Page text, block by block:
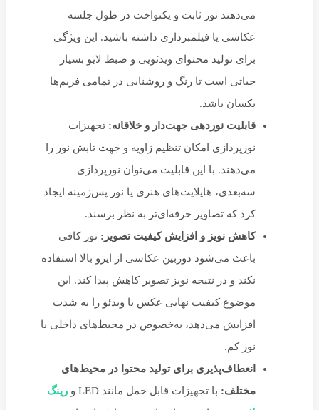
می‌دهند نور ثابت و یکنواخت در طول جلسه
عکاسی یا فیلمبرداری داشته باشید. این ویژگی
برای تولید محتوای ویدئویی و ضبط لایو بسیار
حیاتی است تا رنگ و روشنایی در تمامی فریم‌ها
یکسان باشد.
قابلیت نوردهی جهت‌دار و خلاقانه: تجهیزات
نورپردازی امکان تنظیم زاویه و جهت تابش نور را
می‌دهند. با این قابلیت می‌توان نورپردازی
سه‌بعدی، هایلایت‌های هنری یا نور پس‌زمینه ایجاد
کرد که تصاویر حرفه‌ای‌تر به نظر برسند.
کاهش نویز و افزایش کیفیت تصویر: نور کافی
باعث می‌شود دوربین عکاسی از ایزو بالا استفاده
نکند و در نتیجه نویز تصویر کاهش پیدا کند. این
موضوع کیفیت نهایی عکس یا ویدئو را به شدت
افزایش می‌دهد، به‌خصوص در محیط‌های داخلی با
نور کم.
انعطاف‌پذیری برای تولید محتوا در محیط‌های
مختلف: با تجهیزات قابل حمل مانند LED و
رینگ